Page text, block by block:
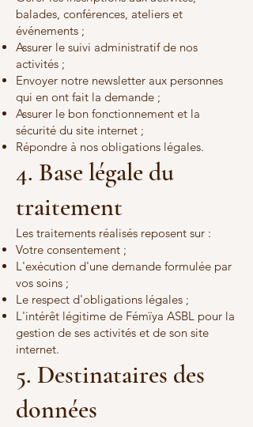
balades, conférences, ateliers et
événements ;
Assurer le suivi administratif de nos
activités ;
Envoyer notre newsletter aux personnes
qui en ont fait la demande ;
Assurer le bon fonctionnement et la
sécurité du site internet ;
Répondre à nos obligations légales.
4. Base légale du
traitement
Les traitements réalisés reposent sur :
Votre consentement ;
L'exécution d'une demande formulée par
vos soins ;
Le respect d'obligations légales ;
L'intérêt légitime de Fémïya ASBL pour la
gestion de ses activités et de son site
internet.
5. Destinataires des
données